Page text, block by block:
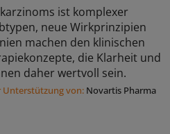
ist komplexer
neue Wirkprinzipien
machen den klinischen
die Klarheit und
daher wertvoll sein.
von: Novartis Pharma